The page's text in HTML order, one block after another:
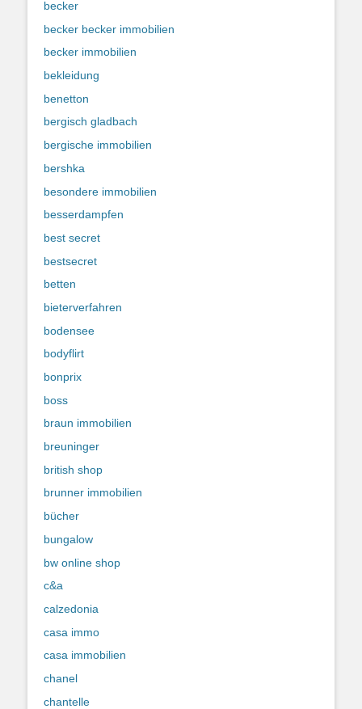
becker
becker becker immobilien
becker immobilien
bekleidung
benetton
bergisch gladbach
bergische immobilien
bershka
besondere immobilien
besserdampfen
best secret
bestsecret
betten
bieterverfahren
bodensee
bodyflirt
bonprix
boss
braun immobilien
breuninger
british shop
brunner immobilien
bücher
bungalow
bw online shop
c&a
calzedonia
casa immo
casa immobilien
chanel
chantelle